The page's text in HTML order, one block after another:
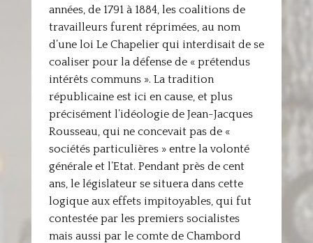
années, de 1791 à 1884, les coalitions de
travailleurs furent réprimées, au nom
d’une loi Le Chapelier qui interdisait de se
coaliser pour la défense de « prétendus
intérêts communs ». La tradition
républicaine est ici en cause, et plus
précisément l’idéologie de Jean-Jacques
Rousseau, qui ne concevait pas de «
sociétés particulières » entre la volonté
générale et l’Etat. Pendant près de cent
ans, le législateur se situera dans cette
logique aux effets impitoyables, qui fut
contestée par les premiers socialistes
mais aussi par le comte de Chambord